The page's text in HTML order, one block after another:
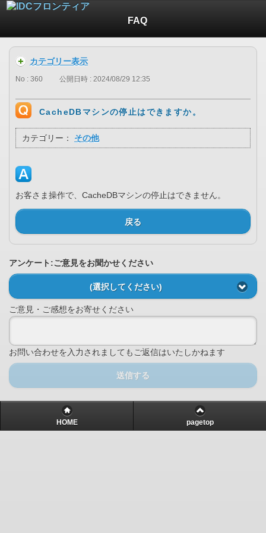
FAQ
カテゴリー表示
No : 360 公開日時 : 2024/08/29 12:35
CacheDBマシンの停止はできますか。
カテゴリー： その他
お客さま操作で、CacheDBマシンの停止はできません。
戻る
アンケート:ご意見をお聞かせください
(選択してください)
ご意見・ご感想をお寄せください
お問い合わせを入力されましてもご返信はいたしかねます
送信する
HOME pagetop